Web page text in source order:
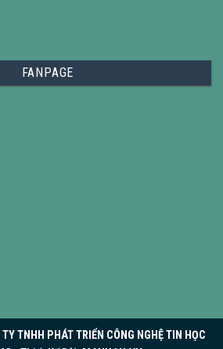
FANPAGE
TY TNHH PHÁT TRIỂN CÔNG NGHỆ TIN HỌC